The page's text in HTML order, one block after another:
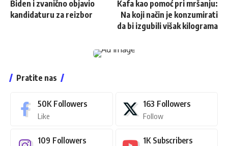
Biden i zvanično objavio
kandidaturu za reizbor
Kafa kao pomoć pri mršanju:
Na koji način je konzumirati
da bi izgubili višak kilograma
Pratite nas
50K Followers
Like
163 Followers
Follow
109 Followers 1K Subscribers